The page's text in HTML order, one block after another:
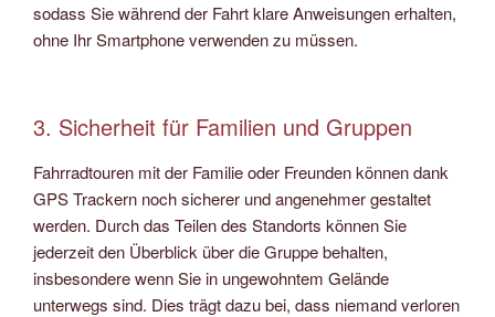
sodass Sie während der Fahrt klare Anweisungen erhalten,
ohne Ihr Smartphone verwenden zu müssen.
3. Sicherheit für Familien und Gruppen
Fahrradtouren mit der Familie oder Freunden können dank
GPS Trackern noch sicherer und angenehmer gestaltet
werden. Durch das Teilen des Standorts können Sie
jederzeit den Überblick über die Gruppe behalten,
insbesondere wenn Sie in ungewohntem Gelände
unterwegs sind. Dies trägt dazu bei, dass niemand verloren